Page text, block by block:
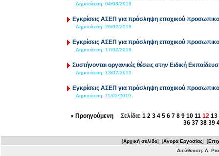
Δημοσίευση: 04/03/2019
Εγκρίσεις ΑΣΕΠ για πρόσληψη εποχικού
Δημοσίευση: 26/02/2019
Εγκρίσεις ΑΣΕΠ για πρόσληψη εποχικού
Δημοσίευση: 17/02/2019
Συστήνονται οργανικές θέσεις στην Ειδική
Δημοσίευση: 13/02/2019
Εγκρίσεις ΑΣΕΠ για πρόσληψη εποχικού
Δημοσίευση: 11/02/2019
« ΠροηγούμενηΣελίδα: 1 2 3 4 5 6 7 8 9 10 11 12 13
36 37 38 39
[Αρχική σελίδα] [Αγορά Εργασίας] [
Διεύθυνση: Λ.